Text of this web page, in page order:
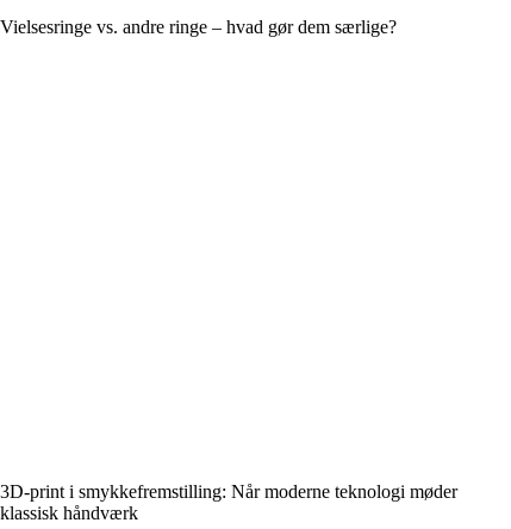
Vielsesringe vs. andre ringe – hvad gør dem særlige?
3D-print i smykkefremstilling: Når moderne teknologi møder
klassisk håndværk